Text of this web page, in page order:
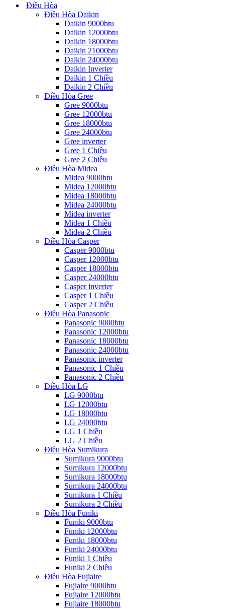
Điều Hòa
Điều Hòa Daikin
Daikin 9000btu
Daikin 12000btu
Daikin 18000btu
Daikin 21000btu
Daikin 24000btu
Daikin Inverter
Daikin 1 Chiều
Daikin 2 Chiều
Điều Hòa Gree
Gree 9000btu
Gree 12000btu
Gree 18000btu
Gree 24000btu
Gree inverter
Gree 1 Chiều
Gree 2 Chiều
Điều Hòa Midea
Midea 9000btu
Midea 12000btu
Midea 18000btu
Midea 24000btu
Midea inverter
Midea 1 Chiều
Midea 2 Chiều
Điều Hòa Casper
Casper 9000btu
Casper 12000btu
Casper 18000btu
Casper 24000btu
Casper inverter
Casper 1 Chiều
Casper 2 Chiều
Điều Hòa Panasonic
Panasonic 9000btu
Panasonic 12000btu
Panasonic 18000btu
Panasonic 24000btu
Panasonic inverter
Panasonic 1 Chiều
Panasonic 2 Chiều
Điều Hòa LG
LG 9000btu
LG 12000btu
LG 18000btu
LG 24000btu
LG 1 Chiều
LG 2 Chiều
Điều Hòa Sumikura
Sumikura 9000btu
Sumikura 12000btu
Sumikura 18000btu
Sumikura 24000btu
Sumikura 1 Chiều
Sumikura 2 Chiều
Điều Hòa Funiki
Funiki 9000btu
Funiki 12000btu
Funiki 18000btu
Funiki 24000btu
Funiki 1 Chiều
Funiki 2 Chiều
Điều Hòa Fujiaire
Fujiaire 9000btu
Fujiaire 12000btu
Fujiaire 18000btu